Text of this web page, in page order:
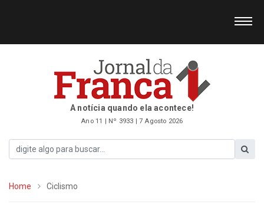
A notícia quando ela acontece!
Ano 11 | Nº 3933 | 7 Agosto 2026
Home Ciclismo